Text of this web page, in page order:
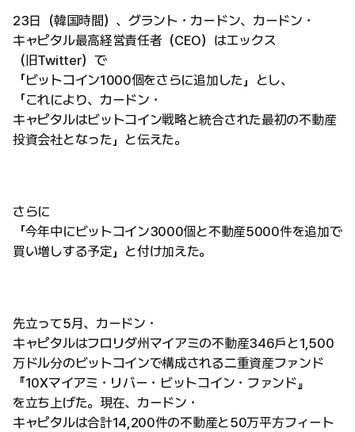
23日（韓国時間）、グラント・カードン、カードン・
キャピタル最高経営責任者（CEO）はエックス
（旧Twitter）で
「ビットコイン1000個をさらに追加した」とし、
「これにより、カードン・
キャピタルはビットコイン戦略と統合された最初の不動産
投資会社となった」と伝えた。
さらに
「今年中にビットコイン3000個と不動産5000件を追加で
買い増しする予定」と付け加えた。
先立って5月、カードン・
キャピタルはフロリダ州マイアミの不動産346戸と1,500
万ドル分のビットコインで構成される二重資産ファンド
『10Xマイアミ・リバー・ビットコイン・ファンド』
を立ち上げた。現在、カードン・
キャピタルは合計14,200件の不動産と50万平方フィート